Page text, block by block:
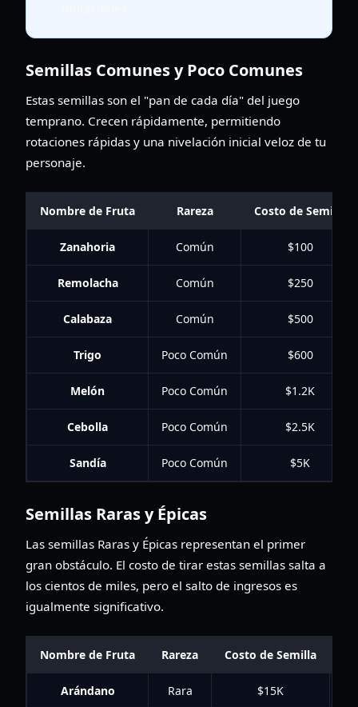
Semillas Comunes y Poco Comunes
Estas semillas son el "pan de cada día" del juego
temprano. Crecen rápidamente, permitiendo
rotaciones rápidas y una nivelación inicial veloz de tu
personaje.
Nombre de Fruta Rareza Costo de Semilla
Zanahoria Común $100
Remolacha Común $250
Calabaza Común $500
Trigo Poco Común $600
Melón Poco Común $1.2K
Cebolla Poco Común $2.5K
Sandía Poco Común $5K
Semillas Raras y Épicas
Las semillas Raras y Épicas representan el primer
gran obstáculo. El costo de tirar estas semillas salta a
los cientos de miles, pero el salto de ingresos es
igualmente significativo.
Nombre de Fruta Rareza Costo de Semilla
Arándano Rara $15K